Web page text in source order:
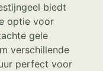
biedt
optie voor
gele
verschillende
perfect voor